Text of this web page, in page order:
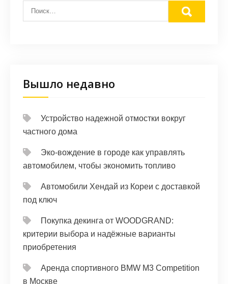
Вышло недавно
Устройство надежной отмостки вокруг
частного дома
Эко-вождение в городе как управлять
автомобилем, чтобы экономить топливо
Автомобили Хендай из Кореи с доставкой
под ключ
Покупка декинга от WOODGRAND:
критерии выбора и надёжные варианты
приобретения
Аренда спортивного BMW M3 Competition
в Москве